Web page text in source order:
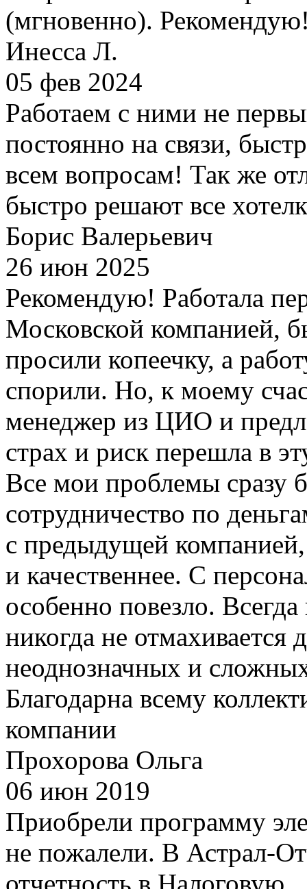
(мгновенно).
Инесса Л.
05 фев 2024
Работаем с ними не
постоянно на связи,
всем вопросам! Так же
быстро решают все
Борис Валерьевич
26 июн 2025
Рекомендую! Работала
Московской компанией,
просили копеечку, а
спорили. Но, к моему
менеджер из ЦИО и
страх и риск перешла в
Все мои проблемы сразу
сотрудничество по
с предыдущей компанией,
и качественнее. С
особенно повезло.
никогда не отмахивается
неоднозначных и
Благодарна всему
компании
Прохорова Ольга
06 июн 2019
Приобрели программу
не пожалели. В Астрал-
отчетность в Налоговую...